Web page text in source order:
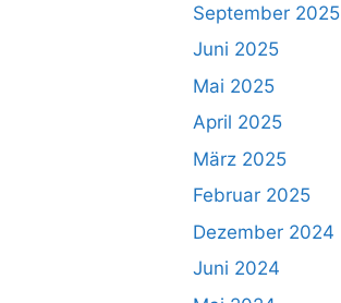
September 2025
Juni 2025
Mai 2025
April 2025
März 2025
Februar 2025
Dezember 2024
Juni 2024